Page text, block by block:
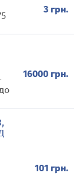
3 грн.
16000 грн.
101 грн.